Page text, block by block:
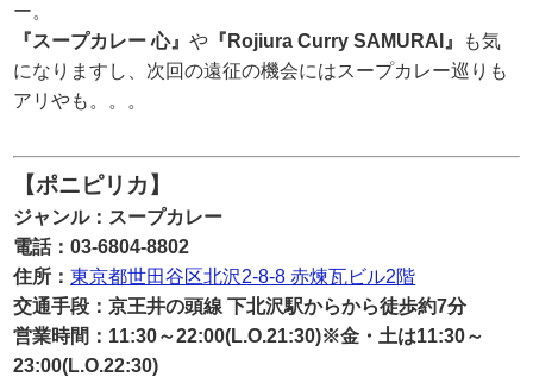
ー。
『スープカレー 心』や 『Rojiura Curry SAMURAI』
も気
になりますし、次回の遠征の機会にはスープカレー巡りも
アリやも。。。
【ポニピリカ】
ジャンル：スープカレー
電話：03-6804-8802
住所：東京都世田谷区北沢2-8-8 赤煉瓦ビル2階
交通手段：京王井の頭線 下北沢駅からから徒歩約7分
営業時間：11:30～22:00(L.O.21:30)※金・土は11:30～
23:00(L.O.22:30)